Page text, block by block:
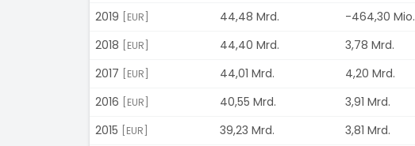
2019
[EUR] 44,48 Mrd. -464,30 Mio.
2018
[EUR] 44,40 Mrd. 3,78 Mrd.
2017
[EUR] 44,01 Mrd. 4,20 Mrd.
2016
[EUR] 40,55 Mrd. 3,91 Mrd.
2015
[EUR] 39,23 Mrd. 3,81 Mrd.